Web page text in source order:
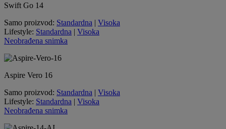
Swift Go 14
Samo proizvod: Standardna | Visoka
Lifestyle: Standardna | Visoka
Neobrađena snimka
Aspire Vero 16
Samo proizvod: Standardna | Visoka
Lifestyle: Standardna | Visoka
Neobrađena snimka